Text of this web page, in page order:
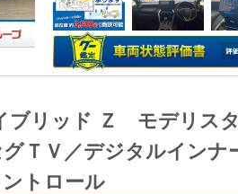
ブリッド Ｚ モデリス
ＴＶ／デジタルイン
トロール